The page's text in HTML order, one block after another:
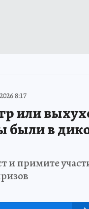
8:17
или
были в
и примите